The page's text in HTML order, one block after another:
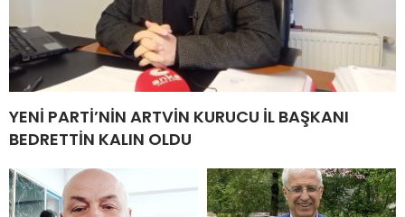
YENİ PARTİ’NİN ARTVİN KURUCU İL BAŞKANI
BEDRETTİN KALIN OLDU